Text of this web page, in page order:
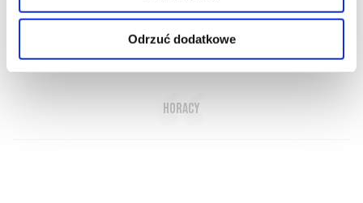
Odrzuć dodatkowe
Wino oświetla zacienione zakamarki duszy
Horacy